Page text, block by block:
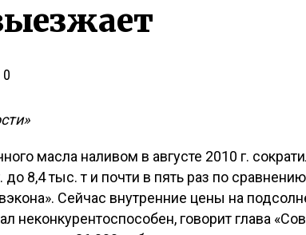
0
масла наливом в августе 2010 г.
8,4 тыс. т и почти в пять раз по сравнению
Сейчас внутренние цены на
неконкурентоспособен, говорит глава